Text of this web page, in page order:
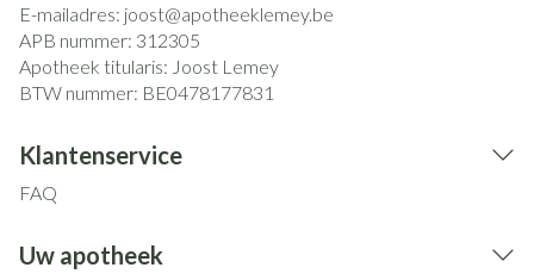
E-mailadres: joost@apotheeklemey.be
APB nummer: 312305
Apotheek titularis: Joost Lemey
BTW nummer: BE0478177831
Klantenservice
FAQ
Uw apotheek